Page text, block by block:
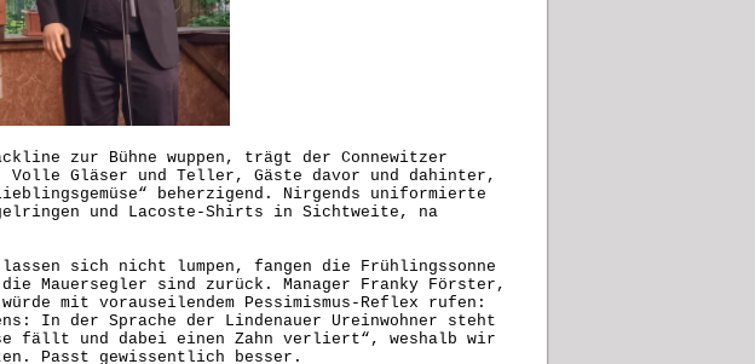
zur Bühne wuppen, trägt der Connewitzer
Gläser und Teller, Gäste davor und dahinter,
beherzigend. Nirgends uniformierte
und Lacoste-Shirts in Sichtweite, na
sich nicht lumpen, fangen die Frühlingssonne
Mauersegler sind zurück. Manager Franky Förster,
mit vorauseilendem Pessimismus-Reflex rufen:
In der Sprache der Lindenauer Ureinwohner steht
fällt und dabei einen Zahn verliert“, weshalb wir
Passt gewissentlich besser.